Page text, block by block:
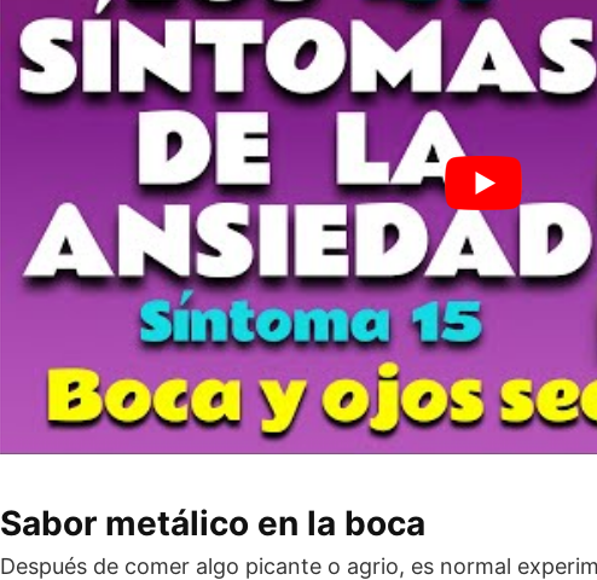
Sabor metálico en la boca
Después de comer algo picante o agrio, es normal